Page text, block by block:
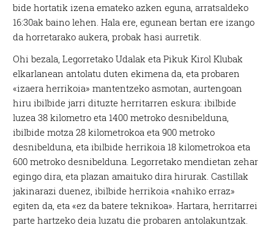
bide hortatik izena emateko azken eguna, arratsaldeko
16:30ak baino lehen. Hala ere, egunean bertan ere izango
da horretarako aukera, probak hasi aurretik.
Ohi bezala, Legorretako Udalak eta Pikuk Kirol Klubak
elkarlanean antolatu duten ekimena da, eta probaren
«izaera herrikoia» mantentzeko asmotan, aurtengoan
hiru ibilbide jarri dituzte herritarren eskura: ibilbide
luzea 38 kilometro eta 1400 metroko desnibelduna,
ibilbide motza 28 kilometrokoa eta 900 metroko
desnibelduna, eta ibilbide herrikoia 18 kilometrokoa eta
600 metroko desnibelduna. Legorretako mendietan zehar
egingo dira, eta plazan amaituko dira hirurak. Castillak
jakinarazi duenez, ibilbide herrikoia «nahiko erraz»
egiten da, eta «ez da batere teknikoa». Hartara, herritarrei
parte hartzeko deia luzatu die probaren antolakuntzak.